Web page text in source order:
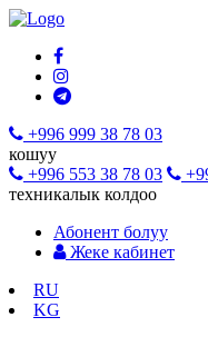
+996 999 38 78 03
кошуу
+996 553 38 78 03
техникалык колдоо
Абонент болуу
Жеке кабинет
RU
KG